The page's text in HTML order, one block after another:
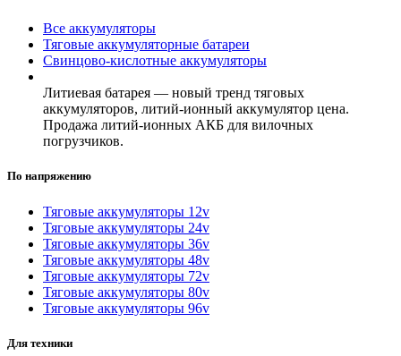
Все аккумуляторы
Тяговые аккумуляторные батареи
Свинцово-кислотные аккумуляторы
Литиевая батарея — новый тренд тяговых
аккумуляторов, литий-ионный аккумулятор цена.
Продажа литий-ионных АКБ для вилочных
погрузчиков.
По напряжению
Тяговые аккумуляторы 12v
Тяговые аккумуляторы 24v
Тяговые аккумуляторы 36v
Тяговые аккумуляторы 48v
Тяговые аккумуляторы 72v
Тяговые аккумуляторы 80v
Тяговые аккумуляторы 96v
Для техники